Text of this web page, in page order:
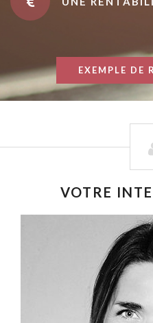
EXEMPLE DE
VOTRE